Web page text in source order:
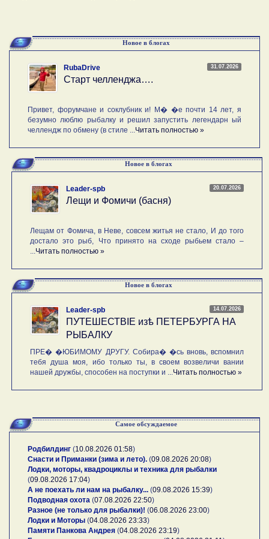
Новое в блогах
31.07.2026
RubaDrive
Старт челленджа….
Привет, форумчане и соклубник и! М� �е почти 14 лет, я
безумно люблю рыбалку и решил запустить легендарн ый
челлендж по обмену (в стиле ... Читать полностью »
Новое в блогах
20.07.2026
Leader-spb
Лещи и Фомичи (басня)
Лещам от Фомича, в Неве, совсем житья не стало, И до того
достало это рыб, Что принято на сходе рыбьем стало –
Читать полностью »
Новое в блогах
14.07.2026
Leader-spb
ПУТЕШЕСТВIE изѣ ПЕТЕРБУРГА НА
РЫБАЛКУ
ПРЕ� �ЮБИМОМУ ДРУГУ. Собира� �сь вновь, вспомнил
тебя душа моя, ибо только ты, в своем возвеличи вании
нашей дружбы, способен на поступки и ... Читать полностью »
Самое обсуждаемое
Родбилдинг (10.08.2026 01:58)
Снасти и Приманки (зима и лето). (09.08.2026 20:08)
Лодки, моторы, квадроциклы и техника для рыбалки
(09.08.2026 17:04)
А не поехать ли нам на рыбалку... (09.08.2026 15:39)
Подводная охота (07.08.2026 22:50)
Разное (не только для рыбалки)! (06.08.2026 23:00)
Лодки и Моторы (04.08.2026 23:33)
Памяти Панкова Андрея (04.08.2026 23:19)